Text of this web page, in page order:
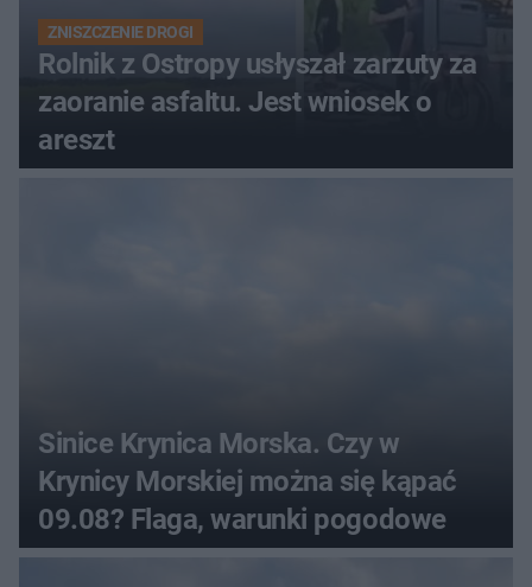
ZNISZCZENIE DROGI
Rolnik z Ostropy usłyszał zarzuty za
zaoranie asfaltu. Jest wniosek o
areszt
Sinice Krynica Morska. Czy w
Krynicy Morskiej można się kąpać
09.08? Flaga, warunki pogodowe